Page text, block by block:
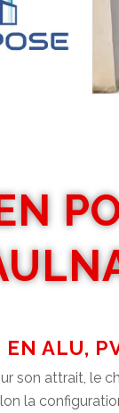
ALU,
son attrait, le
la